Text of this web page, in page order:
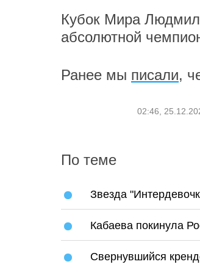
Кубок Мира
абсолютной
Ранее мы писали,
02:46,
По теме
Звезда
Кабаева покинула
Свернувшийся